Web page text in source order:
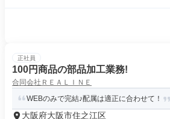
正社員
100円商品の部品加工業務!
合同会社ＲＥＡＬＩＮＥ
WEBのみで完結♪配属は適正に合わせて！
大阪府大阪市住之江区